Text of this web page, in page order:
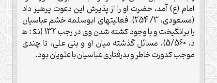
امام (ع) آمد، حضرت او را از پذيرش اين دعوت پرهيز داد
(مسعودی، 3/ 254). فعاليتهای ابوسلمه خشم عباسيان
را برانگيخت و با وجود کشته شدن وی در رجب 132 (نک‍ : ه‍
د، 5/560)، مسائل گذشته ميان او و بنی علی، تا چندی
موجب کدورت خاطر و بدرفتاری عباسيان با علويان بود.